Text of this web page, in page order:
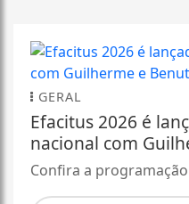
GERAL
Efacitus 2026 é
nacional com
Confira a